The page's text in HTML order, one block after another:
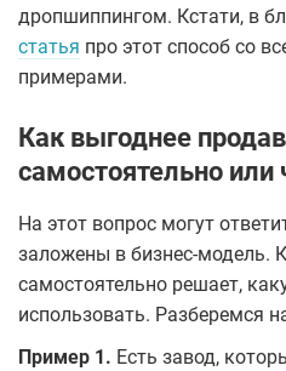
дропшиппингом. Кстати, в
статья про этот способ со
примерами.
Как выгоднее
самостоятельно или
На этот вопрос могут
заложены в бизнес-модель.
самостоятельно решает,
использовать. Разберемся
Пример 1. Есть завод,